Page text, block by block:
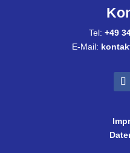
Tel: +49
E-Mail: